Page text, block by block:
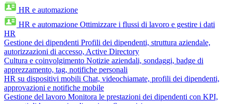
HR e automazione
HR e automazione Ottimizzare i flussi di lavoro e gestire i dati
HR
Gestione dei dipendenti Profili dei dipendenti, struttura aziendale,
autorizzazioni di accesso, Active Directory
Cultura e coinvolgimento Notizie aziendali, sondaggi, badge di
apprezzamento, tag, notifiche personali
HR su dispositivi mobili Chat, videochiamate, profili dei dipendenti,
approvazioni e notifiche mobile
Gestione del lavoro Monitora le prestazioni dei dipendenti con KPI,